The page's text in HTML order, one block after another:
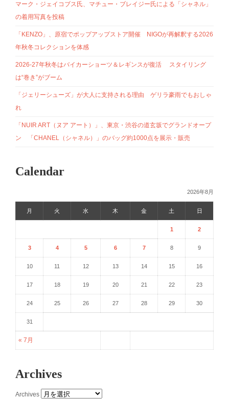
マーク・ジェイコブス氏、マチュー・ブレイジー氏による「シャネル」
の着用写真を投稿
「KENZO」、原宿でポップアップストア開催 NIGOが再解釈する2026
年秋冬コレクションを体感
2026-27年秋冬はバイカーショーツ＆レギンスが復活 スタイリング
は“巻き”がブーム
「ジェリーシューズ」が大人に支持される理由 ゲリラ豪雨でもおしゃ
れ
「NUIR ART（ヌア アート）」、東京・渋谷の道玄坂でグランドオープ
ン 「CHANEL（シャネル）」のバッグ約1000点を展示・販売
Calendar
2026年8月
月 火 水 木 金 土 日
« 7月
1 2
3 4 5 6 7 8 9
10 11 12 13 14 15 16
17 18 19 20 21 22 23
24 25 26 27 28 29 30
31
Archives
Archives